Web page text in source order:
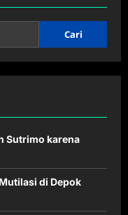
Cari
Sutrimo karena
di Depok